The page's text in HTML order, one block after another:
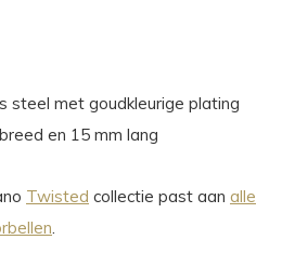
steel met goudkleurige plating
en 15 mm lang
Twisted collectie past aan alle